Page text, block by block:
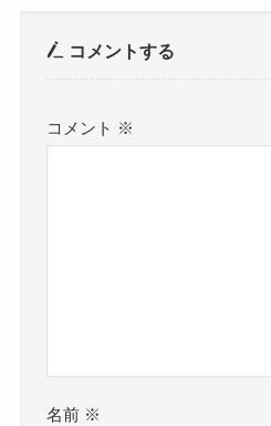
コメントする
コメント ※
名前 ※